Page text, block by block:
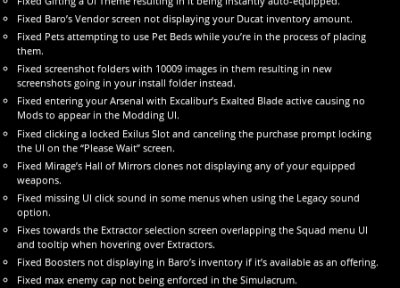
Fixed Baro’s Vendor screen not displaying your Ducat inventory amount.
Fixed Pets attempting to use Pet Beds while you’re in the process of placing
them.
Fixed screenshot folders with 10009 images in them resulting in new
screenshots going in your install folder instead.
Fixed entering your Arsenal with Excalibur’s Exalted Blade active causing no
Mods to appear in the Modding UI.
Fixed clicking a locked Exilus Slot and canceling the purchase prompt locking
the UI on the “Please Wait” screen.
Fixed Mirage’s Hall of Mirrors clones not displaying any of your equipped
weapons.
Fixed missing UI click sound in some menus when using the Legacy sound
option.
Fixes towards the Extractor selection screen overlapping the Squad menu UI
and tooltip when hovering over Extractors.
Fixed Boosters not displaying in Baro’s inventory if it’s available as an offering.
Fixed max enemy cap not being enforced in the Simulacrum.